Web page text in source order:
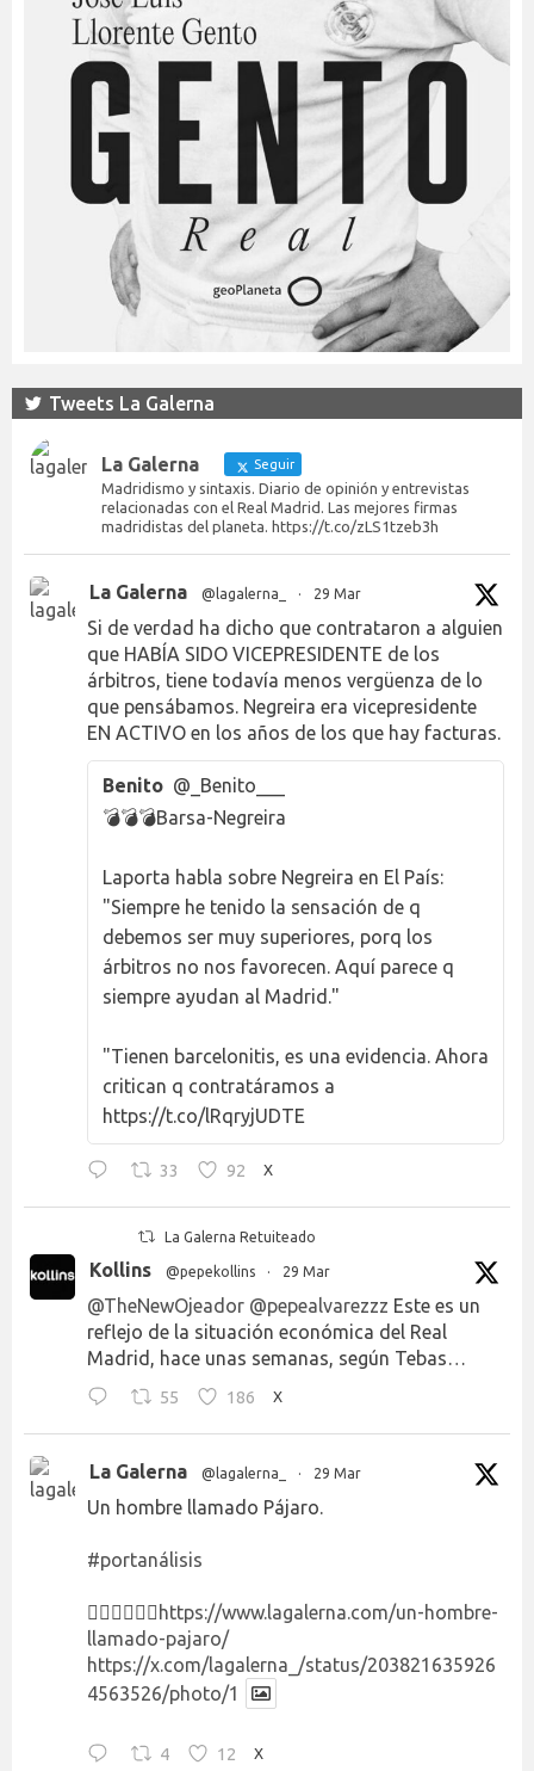
Tweets La Galerna
La Galerna Seguir
Madridismo y sintaxis. Diario de opinión y entrevistas
relacionadas con el Real Madrid. Las mejores firmas
madridistas del planeta. https://t.co/zLS1tzeb3h
La Galerna @lagalerna_ · 29 Mar
Si de verdad ha dicho que contrataron a alguien
que HABÍA SIDO VICEPRESIDENTE de los
árbitros, tiene todavía menos vergüenza de lo
que pensábamos. Negreira era vicepresidente
EN ACTIVO en los años de los que hay facturas.
Benito @_Benito___
💣💣💣Barsa-Negreira
Laporta habla sobre Negreira en El País:
"Siempre he tenido la sensación de q
debemos ser muy superiores, porq los
árbitros no nos favorecen. Aquí parece q
siempre ayudan al Madrid."
"Tienen barcelonitis, es una evidencia. Ahora
critican q contratáramos a
https://t.co/lRqryjUDTE
33 92 X
La Galerna Retuiteado
Kollins @pepekollins · 29 Mar
@TheNewOjeador @pepealvarezzz Este es un
reflejo de la situación económica del Real
Madrid, hace unas semanas, según Tebas…
55 186 X
La Galerna @lagalerna_ · 29 Mar
Un hombre llamado Pájaro.
#portanálisis
👉🏻👉🏻👉🏻 https://www.lagalerna.com/un-hombre-
llamado-pajaro/
https://x.com/lagalerna_/status/203821635926
4563526/photo/1
4 12 X